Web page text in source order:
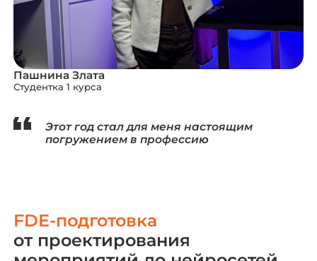
Пашнина Злата
Студентка 1 курса
Этот год стал для меня настоящим
погружением в профессию
FDE-подготовка
от проектирования